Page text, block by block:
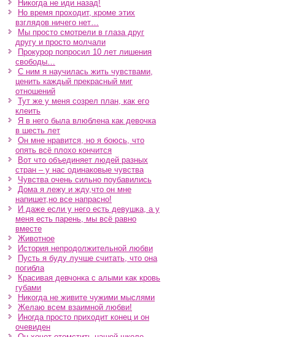
Никогда не иди назад!
Но время проходит, кроме этих
взглядов ничего нет…
Мы просто смотрели в глаза друг
другу и просто молчали
Прокурор попросил 10 лет лишения
свободы…
С ним я научилась жить чувствами,
ценить каждый прекрасный миг
отношений
Тут же у меня созрел план, как его
клеить
Я в него была влюблена как девочка
в шесть лет
Он мне нравится, но я боюсь, что
опять всё плохо кончится
Вот что объединяет людей разных
стран – у нас одинаковые чувства
Чувства очень сильно поубавились
Дома я лежу и жду,что он мне
напишет,но все напрасно!
И даже если у него есть девушка, а у
меня есть парень, мы всё равно
вместе
Животное
История непродолжительной любви
Пусть я буду лучше считать, что она
погибла
Красивая девчонка с алыми как кровь
губами
Никогда не живите чужими мыслями
Желаю всем взаимной любви!
Иногда просто приходит конец и он
очевиден